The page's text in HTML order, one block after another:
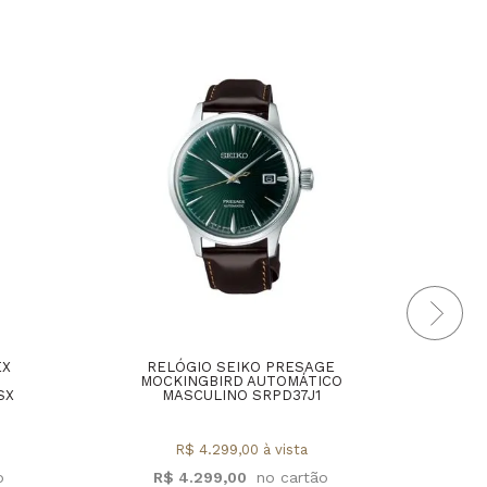
RELÓGIO SEIKO PRESAGE
MOCKINGBIRD AUTOMÁTICO
MASCULINO SRPD37J1
R$ 4.299,00
R$ 4.299,00 à vista